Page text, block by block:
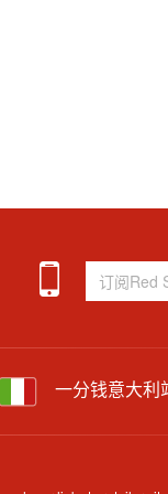
一分钱意大利